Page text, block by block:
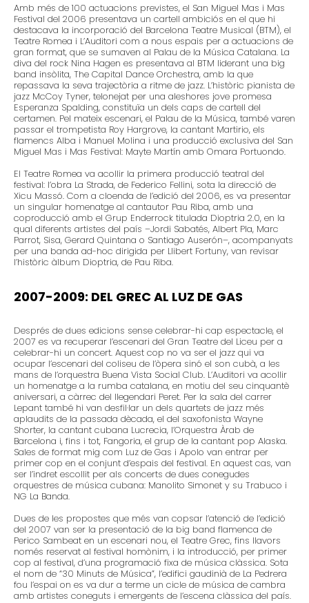
Amb més de 100 actuacions previstes, el San Miguel Mas i Mas
Festival del 2006 presentava un cartell ambiciós en el que hi
destacava la incorporació del Barcelona Teatre Musical (BTM), el
Teatre Romea i L’Auditori com a nous espais per a actuacions de
gran format, que se sumaven al Palau de la Música Catalana. La
diva del rock Nina Hagen es presentava al BTM liderant una big
band insòlita, The Capital Dance Orchestra, amb la que
repassava la seva trajectòria a ritme de jazz. L’històric pianista de
jazz McCoy Tyner, telonejat per una aleshores jove promesa
Esperanza Spalding, constituïa un dels caps de cartell del
certamen. Pel mateix escenari, el Palau de la Música, també varen
passar el trompetista Roy Hargrove, la cantant Martirio, els
flamencs Alba i Manuel Molina i una producció exclusiva del San
Miguel Mas i Mas Festival: Mayte Martín amb Omara Portuondo.
El Teatre Romea va acollir la primera producció teatral del
festival: l’obra La Strada, de Federico Fellini, sota la direcció de
Xicu Massó. Com a cloenda de l’edició del 2006, es va presentar
un singular homenatge al cantautor Pau Riba, amb una
coproducció amb el Grup Enderrock titulada Dioptria 2.0, en la
qual diferents artistes del país –Jordi Sabatés, Albert Pla, Marc
Parrot, Sisa, Gerard Quintana o Santiago Auserón–, acompanyats
per una banda ad-hoc dirigida per Llibert Fortuny, van revisar
l’històric àlbum Dioptria, de Pau Riba.
2007-2009: DEL GREC AL LUZ DE GAS
Després de dues edicions sense celebrar-hi cap espectacle, el
2007 es va recuperar l’escenari del Gran Teatre del Liceu per a
celebrar-hi un concert. Aquest cop no va ser el jazz qui va
ocupar l’escenari del coliseu de l’òpera sinó el son cubà, a les
mans de l’orquestra Buena Vista Social Club. L’Auditori va acollir
un homenatge a la rumba catalana, en motiu del seu cinquantè
aniversari, a càrrec del llegendari Peret. Per la sala del carrer
Lepant també hi van desfil·lar un dels quartets de jazz més
aplaudits de la passada dècada, el del saxofonista Wayne
Shorter, la cantant cubana Lucrecia, l’Orquestra Àrab de
Barcelona i, fins i tot, Fangoria, el grup de la cantant pop Alaska.
Sales de format mig com Luz de Gas i Apolo van entrar per
primer cop en el conjunt d’espais del festival. En aquest cas, van
ser l’indret escollit per als concerts de dues conegudes
orquestres de música cubana: Manolito Simonet y su Trabuco i
NG La Banda.
Dues de les propostes que més van copsar l’atenció de l’edició
del 2007 van ser la presentació de la big band flamenca de
Perico Sambeat en un escenari nou, el Teatre Grec, fins llavors
només reservat al festival homònim, i la introducció, per primer
cop al festival, d’una programació fixa de música clàssica. Sota
el nom de “30 Minuts de Música”, l’edifici gaudinià de La Pedrera
fou l’espai on es va dur a terme un cicle de música de cambra
amb artistes coneguts i emergents de l’escena clàssica del país.